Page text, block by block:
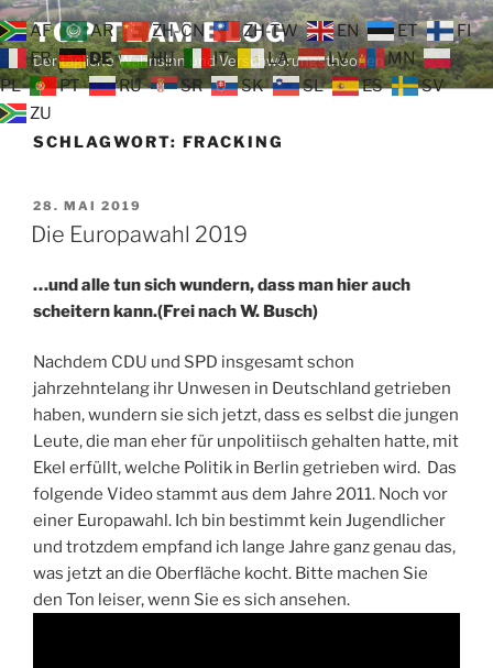
Zum
Inhalt
springen
TOP TEAM BLOG
Der tägliche Wahnsinn und Verschwörungstheorien
SCHLAGWORT: FRACKING
VERÖFFENTLICHT
AM
28. MAI 2019
Die Europawahl 2019
…und alle tun sich wundern, dass man hier auch
scheitern kann.(Frei nach W. Busch)
Nachdem CDU und SPD insgesamt schon
jahrzehntelang ihr Unwesen in Deutschland getrieben
haben, wundern sie sich jetzt, dass es selbst die jungen
Leute, die man eher für unpolitiisch gehalten hatte, mit
Ekel erfüllt, welche Politik in Berlin getrieben wird. Das
folgende Video stammt aus dem Jahre 2011. Noch vor
einer Europawahl. Ich bin bestimmt kein Jugendlicher
und trotzdem empfand ich lange Jahre ganz genau das,
was jetzt an die Oberfläche kocht. Bitte machen Sie
den Ton leiser, wenn Sie es sich ansehen.
AF AR ZH-CN ZH-TW EN ET
FI
FR
DE HU IT LA LV
MN
PL
PT RU SR SK SL ES
SV
ZU